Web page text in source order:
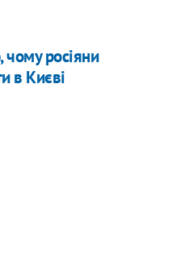
росіяни
в Києві